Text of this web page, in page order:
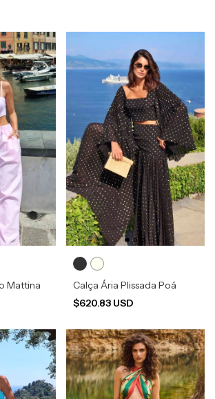
Mattina
Calça Ária Plissada Poá
$620.83 USD